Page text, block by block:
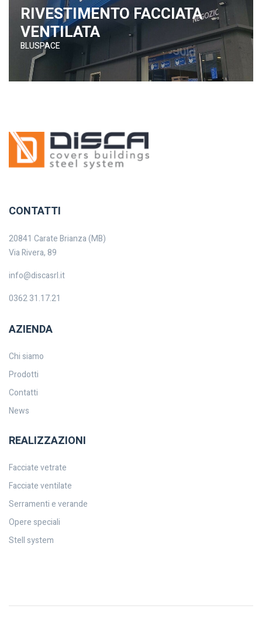
RIVESTIMENTO FACCIATA
VENTILATA
BLUSPACE
CONTATTI
20841 Carate Brianza (MB)
Via Rivera, 89
info@discasrl.it
0362 31.17.21
AZIENDA
Chi siamo
Prodotti
Contatti
News
REALIZZAZIONI
Facciate vetrate
Facciate ventilate
Serramenti e verande
Opere speciali
Stell system